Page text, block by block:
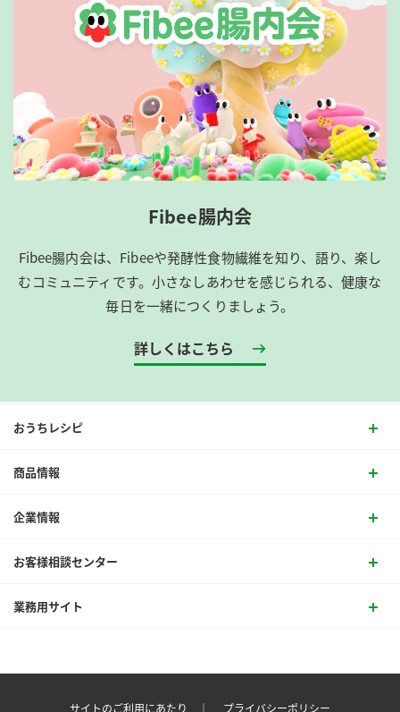
Fibee腸内会
Fibee腸内会は、​Fibeeや発酵性食物繊維を知り、語り、楽し
むコミュニティです。​小さなしあわせを感じられる、健康な
毎日を一緒につくりましょう。
詳しくはこちら
おうちレシピ
商品情報
企業情報
お客様相談センター
業務用サイト
サイトのご利用にあたり ｜ プライバシーポリシー